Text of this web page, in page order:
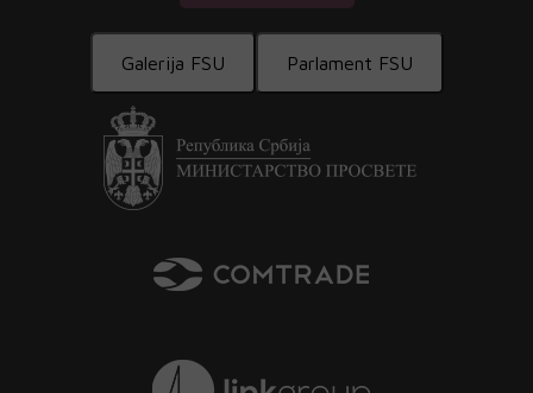
Galerija FSU Parlament FSU